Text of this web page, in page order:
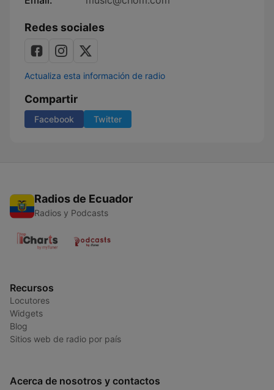
Redes sociales
Actualiza esta información de radio
Compartir
Facebook Twitter
Radios de Ecuador
Radios y Podcasts
Recursos
Locutores
Widgets
Blog
Sitios web de radio por país
Acerca de nosotros y contactos